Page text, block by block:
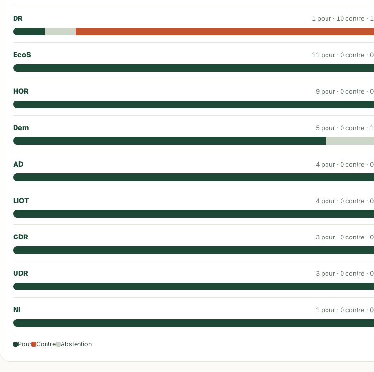
DR 1 pour · 10contre · 1
EcoS 11 pour · 0contre · 0
HOR 9 pour · 0contre · 0
Dem 5 pour · 0contre · 1
AD 4 pour · 0contre · 0
LIOT 4 pour · 0contre · 0
GDR 3 pour · 0contre · 0
UDR 3 pour · 0contre · 0
NI 1 pour · 0contre · 0
Pour Contre Abstention